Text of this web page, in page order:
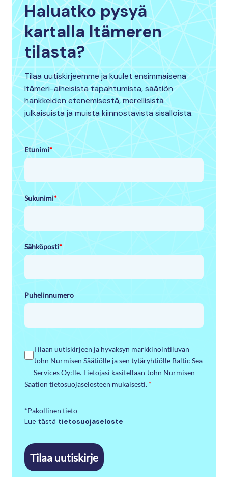
Haluatko pysyä
kartalla Itämeren
tilasta?
Tilaa uutiskirjeemme ja kuulet ensimmäisenä
Itämeri-aiheisista tapahtumista, säätiön
hankkeiden etenemisestä, merellisistä
julkaisuista ja muista kiinnostavista sisällöistä.
Etunimi*
Sukunimi*
Sähköposti*
Puhelinnumero
Tilaan uutiskirjeen ja hyväksyn markkinointiluvan
John Nurmisen Säätiölle ja sen tytäryhtiölle Baltic Sea
Services Oy:lle. Tietojasi käsitellään John Nurmisen
Säätiön tietosuojaselosteen mukaisesti. *
*Pakollinen tieto
Lue tästä tietosuojaseloste
Tilaa uutiskirje